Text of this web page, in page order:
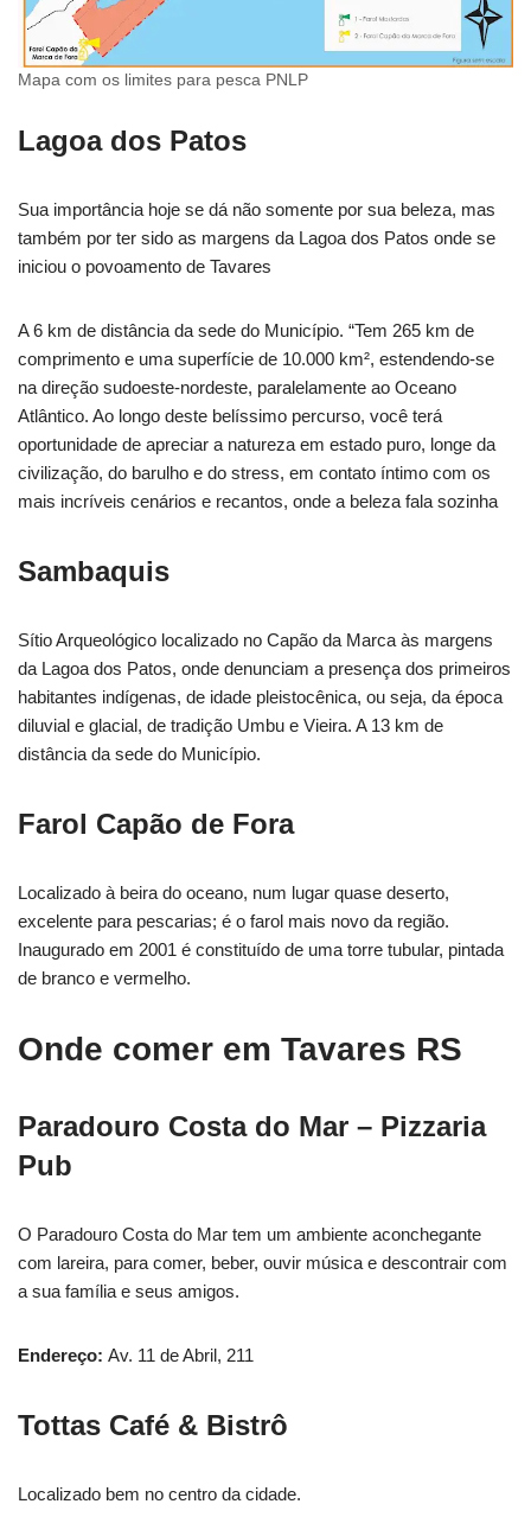
Mapa com os limites para pesca PNLP
Lagoa dos Patos
Sua importância hoje se dá não somente por sua beleza, mas
também por ter sido as margens da Lagoa dos Patos onde se
iniciou o povoamento de Tavares
A 6 km de distância da sede do Município. “Tem 265 km de
comprimento e uma superfície de 10.000 km², estendendo-se
na direção sudoeste-nordeste, paralelamente ao Oceano
Atlântico. Ao longo deste belíssimo percurso, você terá
oportunidade de apreciar a natureza em estado puro, longe da
civilização, do barulho e do stress, em contato íntimo com os
mais incríveis cenários e recantos, onde a beleza fala sozinha
Sambaquis
Sítio Arqueológico localizado no Capão da Marca às margens
da Lagoa dos Patos, onde denunciam a presença dos primeiros
habitantes indígenas, de idade pleistocênica, ou seja, da época
diluvial e glacial, de tradição Umbu e Vieira. A 13 km de
distância da sede do Município.
Farol Capão de Fora
Localizado à beira do oceano, num lugar quase deserto,
excelente para pescarias; é o farol mais novo da região.
Inaugurado em 2001 é constituído de uma torre tubular, pintada
de branco e vermelho.
Onde comer em Tavares RS
Paradouro Costa do Mar – Pizzaria
Pub
O Paradouro Costa do Mar tem um ambiente aconchegante
com lareira, para comer, beber, ouvir música e descontrair com
a sua família e seus amigos.
Endereço: Av. 11 de Abril, 211
Tottas Café & Bistrô
Localizado bem no centro da cidade.